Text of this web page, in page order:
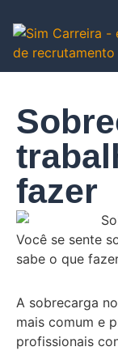
fazer
Você se sente
sabe o que
A sobrecarga
mais comum e
profissionais